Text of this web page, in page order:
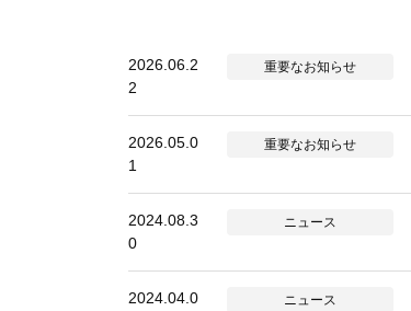
2026.06.2
2
重要なお知らせ
2026.05.0
1
重要なお知らせ
2024.08.3
0
ニュース
2024.04.0
ニュース